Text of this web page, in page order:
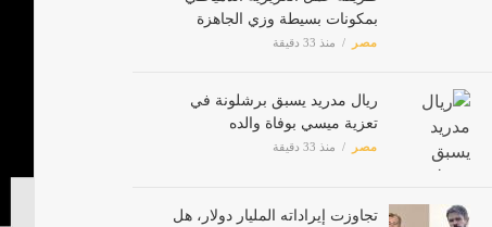
بمكونات بسيطة وزي الجاهزة
مصر منذ 33 دقيقة
ريال مدريد يسبق برشلونة في
تعزية ميسي بوفاة والده
مصر منذ 33 دقيقة
تجاوزت إيراداته المليار دولار، هل